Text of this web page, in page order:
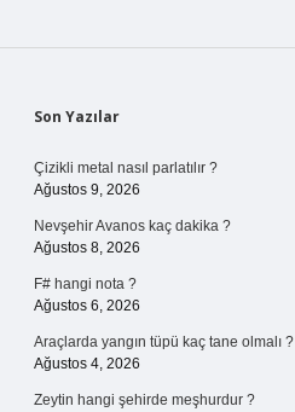
Sidebar
Son Yazılar
Çizikli metal nasıl parlatılır ?
Ağustos 9, 2026
Nevşehir Avanos kaç dakika ?
Ağustos 8, 2026
F# hangi nota ?
Ağustos 6, 2026
Araçlarda yangın tüpü kaç tane olmalı ?
Ağustos 4, 2026
Zeytin hangi şehirde meşhurdur ?